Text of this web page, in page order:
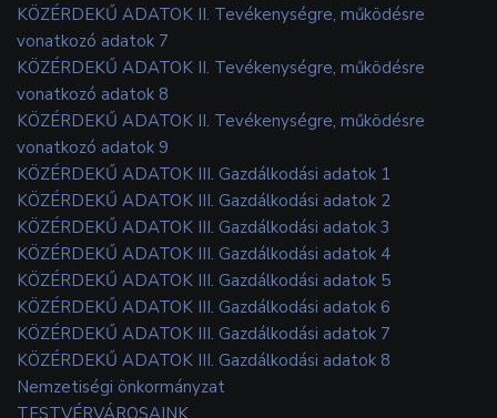
KÖZÉRDEKŰ ADATOK II. Tevékenységre, működésre
vonatkozó adatok 7
KÖZÉRDEKŰ ADATOK II. Tevékenységre, működésre
vonatkozó adatok 8
KÖZÉRDEKŰ ADATOK II. Tevékenységre, működésre
vonatkozó adatok 9
KÖZÉRDEKŰ ADATOK III. Gazdálkodási adatok 1
KÖZÉRDEKŰ ADATOK III. Gazdálkodási adatok 2
KÖZÉRDEKŰ ADATOK III. Gazdálkodási adatok 3
KÖZÉRDEKŰ ADATOK III. Gazdálkodási adatok 4
KÖZÉRDEKŰ ADATOK III. Gazdálkodási adatok 5
KÖZÉRDEKŰ ADATOK III. Gazdálkodási adatok 6
KÖZÉRDEKŰ ADATOK III. Gazdálkodási adatok 7
KÖZÉRDEKŰ ADATOK III. Gazdálkodási adatok 8
Nemzetiségi önkormányzat
TESTVÉRVÁROSAINK